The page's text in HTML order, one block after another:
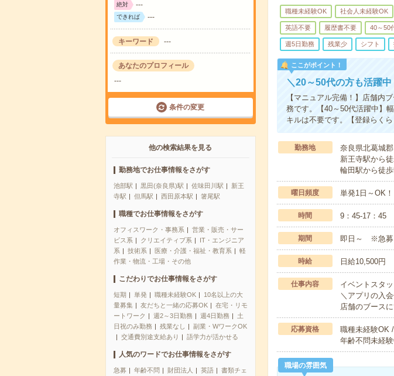
絶対 ---
できれば ---
キーワード ---
あなたのプロフィール
---
条件の変更
他の検索結果を見る
勤務地でお仕事情報をさがす
池部駅 黒田(奈良県)駅 佐味田川駅
新王
寺駅
但馬駅 西田原本駅 箸尾駅
職種でお仕事情報をさがす
オフィスワーク・事務系
営業・販売・サー
ビス系
クリエイティブ系
IT・エンジニア
系
技術系 医療・介護・福祉・教育系
軽
作業・物流・工場・その他
こだわりでお仕事情報をさがす
短期 単発 職種未経験OK
10名以上の大
量募集
友だちと一緒の応募OK
在宅・リモ
ートワーク
週2～3日勤務 週4日勤務
土
日祝のみ勤務
残業なし
副業・WワークOK
交通費別途支給あり
語学力が活かせる
人気のワードでお仕事情報をさがす
急募 年齢不問 財団法人 英語
書類チェ
職種未経験OK 社会人未経験OK
英語不要 履歴書不要 40～50
週5日勤務 残業少 シフト
ここがポイント！
＼20～50代の方も活躍
【マニュアル完備！】店舗内
務です。【40～50代活躍中】
キルは不要です。【登録らく
勤務地
奈良県北葛城郡
新王寺駅から
輪田駅から徒
曜日頻度 単発1日～OK！
時間 9：45-17：45
期間 即日～ ※急募
時給 日給10,500円
仕事内容
イベントスタ
＼アプリの入
店舗のブース
応募資格
職種未経験OK
年齢不問未経験
職場の雰囲気